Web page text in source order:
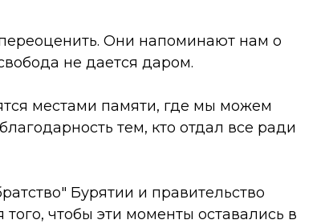
Они напоминают нам о
не дается даром.
местами памяти, где мы можем
тем, кто отдал все ради
Бурятии и правительство
чтобы эти моменты оставались в